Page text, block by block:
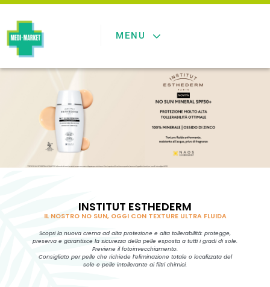
MENU
INSTITUT ESTHEDERM
IL NOSTRO NO SUN, OGGI CON TEXTURE ULTRA FLUIDA
Scopri la nuova crema ad alta protezione e alta tollerabilità: protegge,
preserva e garantisce la sicurezza della pelle esposta a tutti i gradi di sole.
Previene il fotoinvecchiamento.
Consigliato per pelle che richiede l’eliminazione totale o localizzata del
sole e pelle intollerante ai filtri chimici.